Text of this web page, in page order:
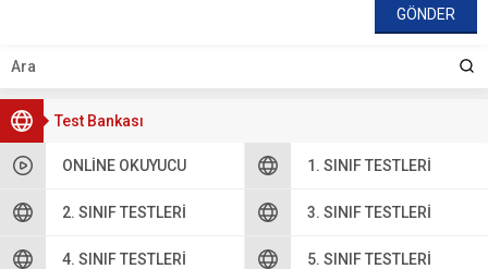
Test Bankası
ONLINE OKUYUCU 1. SINIF TESTLERI
2. SINIF TESTLERI 3. SINIF TESTLERI
4. SINIF TESTLERI 5. SINIF TESTLERI